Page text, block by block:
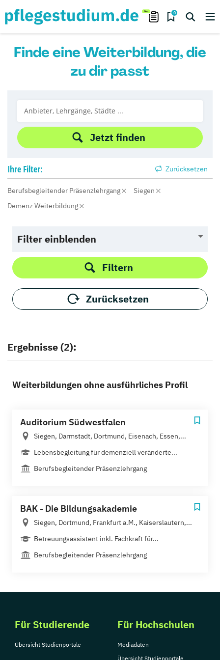
0
Finde eine Weiterbildung, die
zu dir passt
Jetzt finden
Ihre Filter: Zurücksetzen
Berufsbegleitender Präsenzlehrgang
Siegen
Demenz Weiterbildung
Filter einblenden
Filtern
Zurücksetzen
Ergebnisse (2):
Weiterbildungen ohne ausführliches Profil
Auditorium Südwestfalen
Siegen, Darmstadt, Dortmund, Eisenach, Essen,...
Lebensbegleitung für demenziell veränderte...
Berufsbegleitender Präsenzlehrgang
BAK - Die Bildungsakademie
Siegen, Dortmund, Frankfurt a.M., Kaiserslautern,...
Betreuungsassistent inkl. Fachkraft für...
Berufsbegleitender Präsenzlehrgang
Für Studierende
Übersicht Studienportale
Für Hochschulen
Mediadaten
Übersicht Studienportale